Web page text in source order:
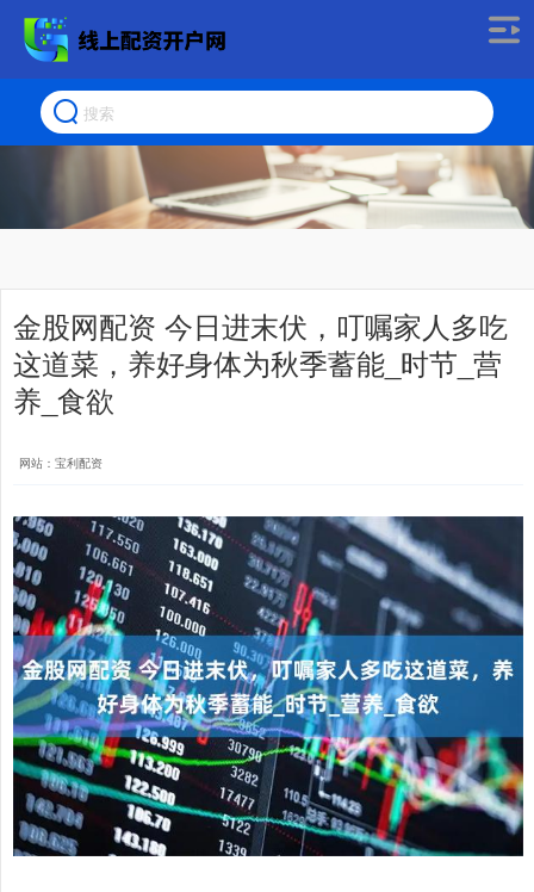
金股网配资 今日进末伏，叮嘱家人多吃
这道菜，养好身体为秋季蓄能_时节_营
养_食欲
网站：宝利配资